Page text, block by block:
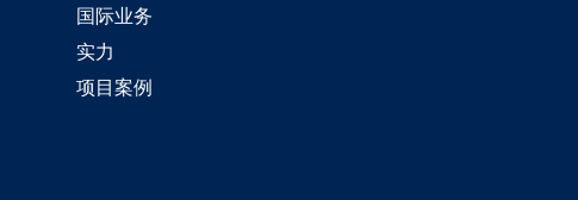
国际业务
实力
项目案例